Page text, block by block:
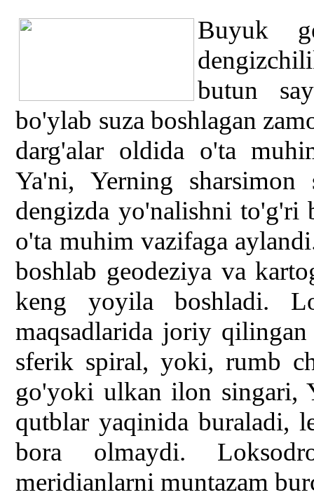
Buyuk
butun
bo'ylab suza boshlagan
darg'alar oldida o'ta
Ya'ni, Yerning
dengizda yo'nalishni to'g'ri
o'ta muhim vazifaga
boshlab geodeziya va
keng yoyila boshladi.
maqsadlarida joriy
sferik spiral, yoki, rumb
go'yoki ulkan ilon singari,
qutblar yaqinida buraladi,
bora olmaydi.
meridianlarni muntazam